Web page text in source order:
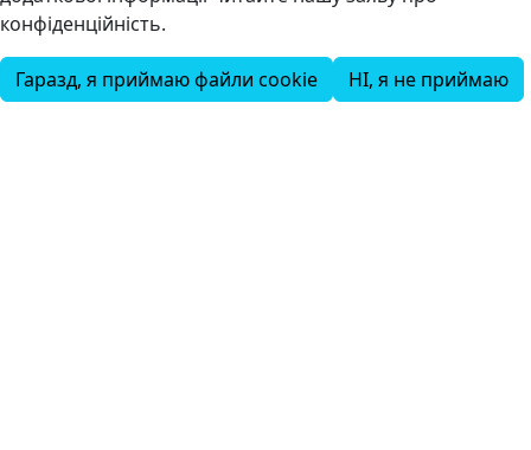
конфіденційність.
Гаразд, я приймаю файли cookie НІ, я не приймаю